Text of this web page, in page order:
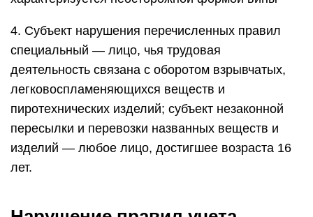
4. Субъект нарушения перечисленных правил
специальный — лицо, чья трудовая
деятельность связана с оборотом взрывчатых,
легковоспламеняющихся веществ и
пиротехнических изделий; субъект незаконной
пересылки и перевозки названных веществ и
изделий — любое лицо, достигшее возраста 16
лет.